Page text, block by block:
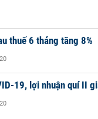
thuế 6 tháng tăng 8%
19, lợi nhuận quí II